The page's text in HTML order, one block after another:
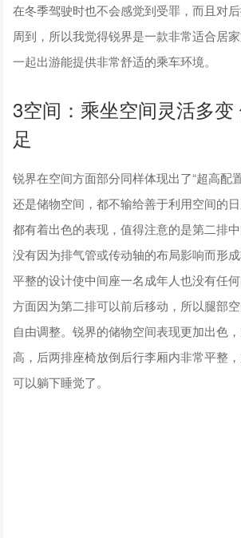
在冬季驾驶时也不会感觉到受罪，而且对
周到，所以我觉得锐界是一款非常适合居
一起出游能提供非常舒适的乘车环境。
3空间：乘坐空间灵活多
足
锐界在空间方面部分同样体现出了“超高配
还是储物空间，都不输给善于利用空间的
都有着出色的表现，值得注意的是第二排
没有因为排气管或传动轴的布局影响而形
平整的设计使中间座一名成年人也没有任
方面因为第二排可以前后移动，所以腿部
自由调整。锐界的储物空间表现更加出色
高，后两排座椅放倒后行李厢内非常平整
可以躺下睡觉了。